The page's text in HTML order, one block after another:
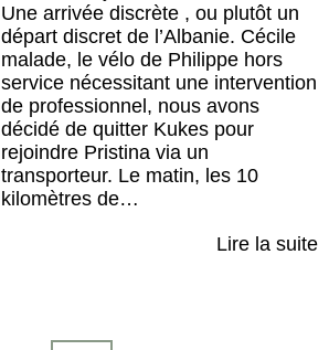
Une arrivée discrète , ou plutôt un
départ discret de l’Albanie. Cécile
malade, le vélo de Philippe hors
service nécessitant une intervention
de professionnel, nous avons
décidé de quitter Kukes pour
rejoindre Pristina via un
transporteur. Le matin, les 10
kilomètres de…
Lire la suite